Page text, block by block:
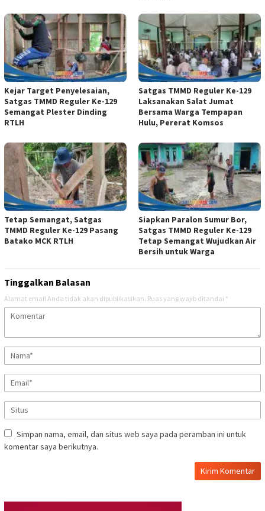
Kejar Target Penyelesaian,
Satgas TMMD Reguler Ke-129
Semangat Plester Dinding
RTLH
Satgas TMMD Reguler Ke-129
Laksanakan Salat Jumat
Bersama Warga Tempapan
Hulu, Pererat Komsos
Tetap Semangat, Satgas
TMMD Reguler Ke-129 Pasang
Batako MCK RTLH
Siapkan Paralon Sumur Bor,
Satgas TMMD Reguler Ke-129
Tetap Semangat Wujudkan Air
Bersih untuk Warga
Tinggalkan Balasan
Alamat email Anda tidak akan dipublikasikan. Ruas yang wajib ditandai *
Simpan nama, email, dan situs web saya pada peramban ini untuk
komentar saya berikutnya.